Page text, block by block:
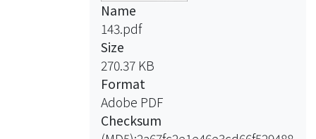
Name
143.pdf
Size
270.37 KB
Format
Adobe PDF
Checksum